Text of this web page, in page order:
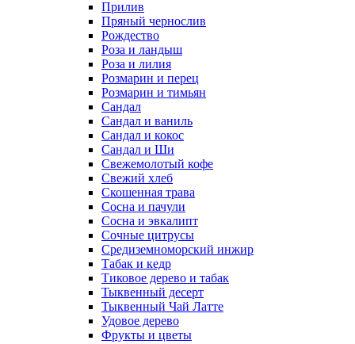
Прилив
Пряный чернослив
Рождество
Роза и ландыш
Роза и лилия
Розмарин и перец
Розмарин и тимьян
Сандал
Сандал и ваниль
Сандал и кокос
Сандал и Ши
Свежемолотый кофе
Свежий хлеб
Скошенная трава
Сосна и пачули
Сосна и эвкалипт
Сочные цитрусы
Средиземноморский инжир
Табак и кедр
Тиковое дерево и табак
Тыквенный десерт
Тыквенный Чай Латте
Удовое дерево
Фрукты и цветы